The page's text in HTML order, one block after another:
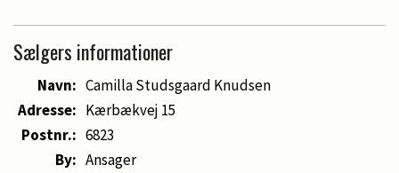
Sælgers informationer
Navn: Camilla Studsgaard Knudsen
Adresse: Kærbækvej 15
Postnr.: 6823
By: Ansager